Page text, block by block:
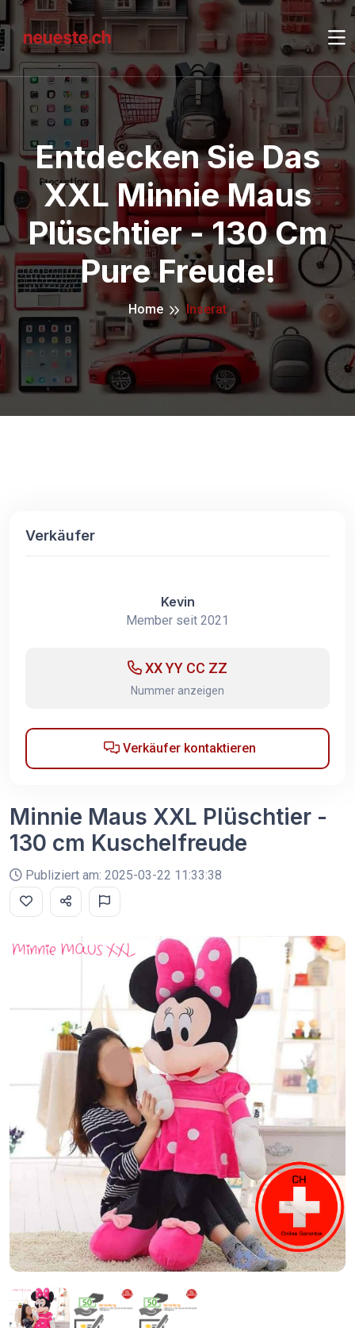
Entdecken Sie Das
XXL Minnie Maus
Plüschtier - 130 Cm
Pure Freude!
Home Inserat
Verkäufer
Kevin
Member seit 2021
XX YY CC ZZ
Nummer anzeigen
Verkäufer kontaktieren
Minnie Maus XXL Plüschtier -
130 cm Kuschelfreude
Publiziert am: 2025-03-22 11:33:38